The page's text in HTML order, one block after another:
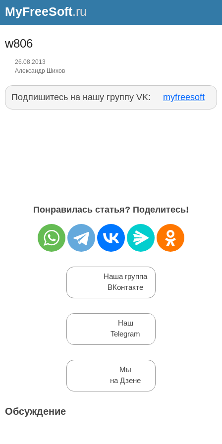
MyFreeSoft.ru
w806
26.08.2013
Александр Шихов
Подпишитесь на нашу группу VK: myfreesoft
Понравилась статья? Поделитесь!
Наша группа
ВКонтакте
Наш
Telegram
Мы
на Дзене
Обсуждение